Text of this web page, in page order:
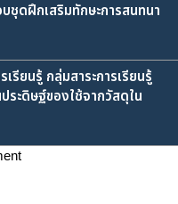
ชุดฝึกเสริมทักษะการสนทนา
รียนรู้ กลุ่มสาระการเรียนรู้
ระดิษฐ์ของใช้จากวัสดุใน